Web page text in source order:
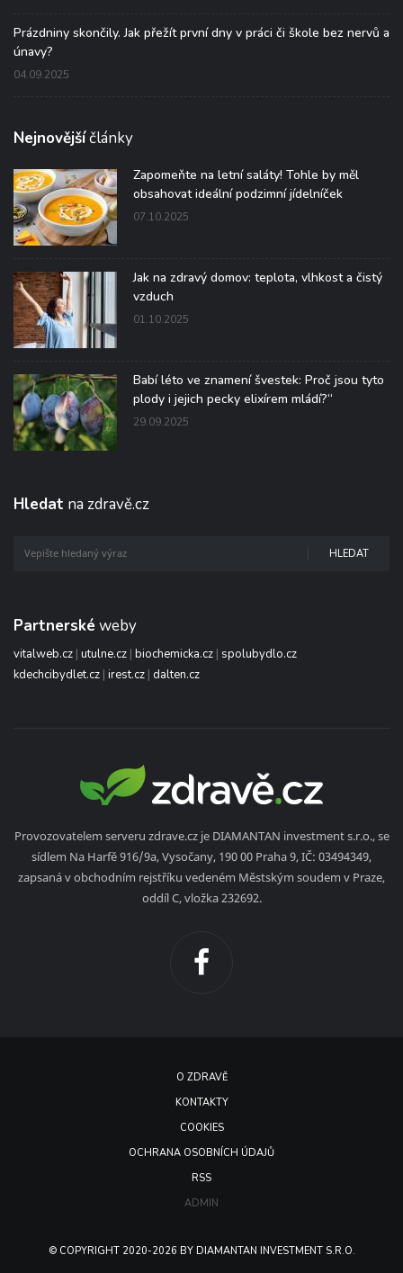
Prázdniny skončily. Jak přežít první dny v práci či škole bez nervů a
únavy?
04.09.2025
Nejnovějšíčlánky
Zapomeňte na letní saláty! Tohle by měl
obsahovat ideální podzimní jídelníček
07.10.2025
Jak na zdravý domov: teplota, vlhkost a čistý
vzduch
01.10.2025
Babí léto ve znamení švestek: Proč jsou tyto
plody i jejich pecky elixírem mládí?“
29.09.2025
Hledat na zdravě.cz
HLEDAT
Partnerské weby
vitalweb.cz | utulne.cz | biochemicka.cz | spolubydlo.cz
kdechcibydlet.cz | irest.cz | dalten.cz
Provozovatelem serveru zdrave.cz je DIAMANTAN investment s.r.o., se
sídlem Na Harfě 916/9a, Vysočany, 190 00 Praha 9, IČ: 03494349,
zapsaná v obchodním rejstříku vedeném Městským soudem v Praze,
oddíl C, vložka 232692.
O ZDRAVĚ
KONTAKTY
COOKIES
OCHRANA OSOBNÍCH ÚDAJŮ
RSS
ADMIN
© COPYRIGHT 2020-2026 BY DIAMANTAN INVESTMENT S.R.O.